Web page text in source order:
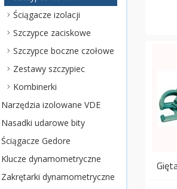
Ściągacze izolacji
Szczypce zaciskowe
Szczypce boczne czołowe
Zestawy szczypiec
Kombinerki
Narzędzia izolowane VDE
Nasadki udarowe bity
Ściągacze Gedore
Klucze dynamometryczne
Zakrętarki dynamometryczne